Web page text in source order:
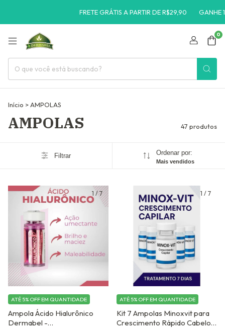
FRETE GRÁTIS A PARTIR DE R$29,90 GANHE 10% OFF
0
Início >AMPOLAS
AMPOLAS 47 produtos
Filtrar Ordenar por:
Mais vendidos
1 /7
Ampola Ácido Hialurônico
Dermabel -
ATÉ 5% OFF EM QUANTIDADE
1 / 7
Kit 7 Ampolas Minoxvit para
Crescimento Rápido Cabelo e
ATÉ 5% OFF EM QUANTIDADE